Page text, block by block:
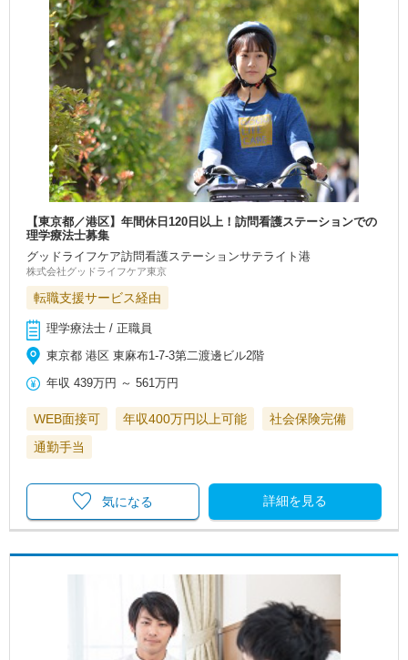
【東京都／港区】年間休日120日以上！訪問看護ステーションでの
理学療法士募集
グッドライフケア訪問看護ステーションサテライト港
株式会社グッドライフケア東京
転職支援サービス経由
理学療法士 / 正職員
東京都 港区 東麻布1-7-3第二渡邊ビル2階
年収 439万円 ～561万円
WEB面接可 年収400万円以上可能
社会保険完備
通勤手当
詳細を見る
気になる